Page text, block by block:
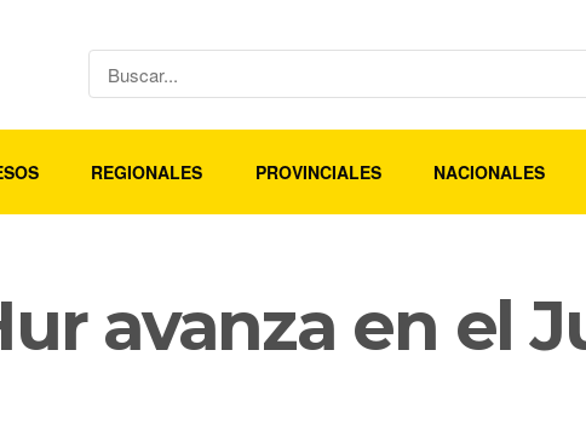
REGIONALES PROVINCIALES NACIONALES
avanza en el